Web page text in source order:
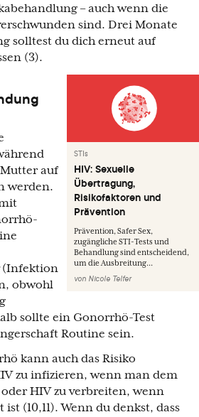
– auch wenn die
sind. Drei Monate
solltest du dich erneut auf
(3).
STIs
HIV: Sexuelle
Übertragung,
Risikofaktoren und
Prävention
Prävention, Safer Sex,
zugängliche STI-Tests und
Behandlung sind entscheidend,
um die Ausbreitung...
von Nicole Telfer
auf
werden.
(Infektion
obwohl
sollte ein Gonorrhö-Test
Routine sein.
kann auch das Risiko
zu infizieren, wenn man dem
oder HIV zu verbreiten, wenn
(10,11). Wenn du denkst, dass